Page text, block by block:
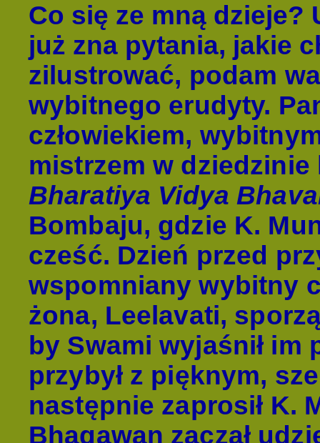
Co się ze mną dzieje?
już zna pytania, jakie
zilustrować, podam
wybitnego erudyty.
człowiekiem,
mistrzem w
Bharatiya Vidya
Bombaju, gdzie K.
cześć. Dzień przed
wspomniany wybitny
żona, Leelavati,
by Swami wyjaśnił im
przybył z pięknym,
następnie zaprosił K.
Bhagawan zaczął